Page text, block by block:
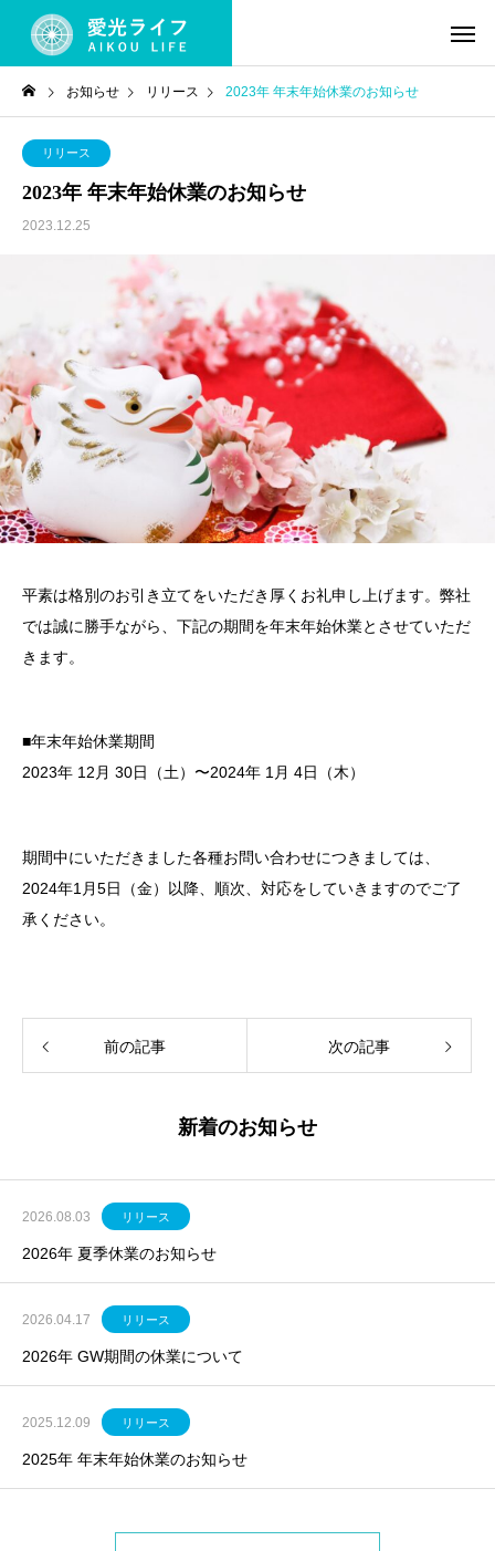
お知らせ リリース 2023年 年末年始休業のお知らせ
リリース
2023年 年末年始休業のお知らせ
2023.12.25
平素は格別のお引き立てをいただき厚くお礼申し上げます。弊社
では誠に勝手ながら、下記の期間を年末年始休業とさせていただ
きます。
■年末年始休業期間
2023年 12月 30日（土）〜2024年 1月 4日（木）
期間中にいただきました各種お問い合わせにつきましては、
2024年1月5日（金）以降、順次、対応をしていきますのでご了
承ください。
前の記事 次の記事
新着のお知らせ
2026.08.03 リリース
2026年 夏季休業のお知らせ
2026.04.17 リリース
2026年 GW期間の休業について
2025.12.09 リリース
2025年 年末年始休業のお知らせ